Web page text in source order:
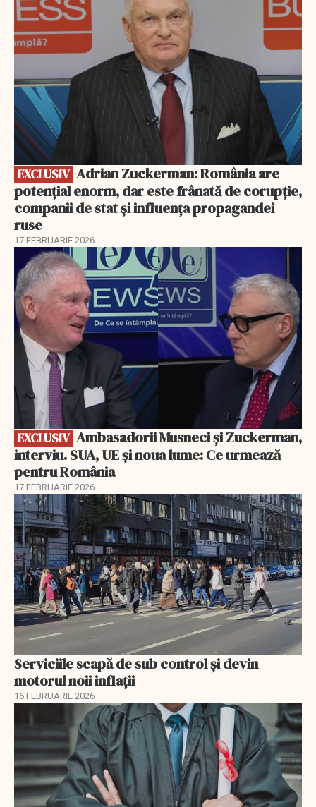
EXCLUSIV
potențial enorm, dar este frânată de corupție,
companii de stat și influența propagandei
ruse
17 FEBRUARIE 2026
EXCLUSIV
EXCLUSIV
interviu. SUA, UE și noua lume: Ce urmează
pentru România
17 FEBRUARIE 2026
Serviciile scapă de sub control și devin
motorul noii inflații
16 FEBRUARIE 2026